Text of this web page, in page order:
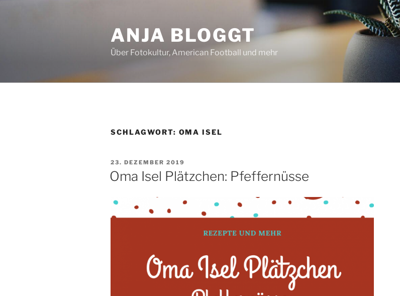
ANJA BLOGGT
Über Fotokultur, American Football und mehr
SCHLAGWORT: OMA ISEL
VERÖFFENTLICHT
AM
23. DEZEMBER 2019
Oma Isel Plätzchen: Pfeffernüsse